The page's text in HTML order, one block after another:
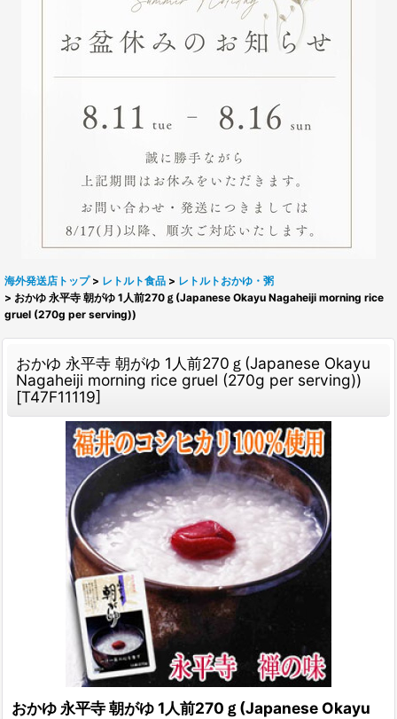
海外発送店トップ > レトルト食品 > レトルトおかゆ・粥
> おかゆ 永平寺 朝がゆ 1人前270ｇ(Japanese Okayu Nagaheiji morning rice
gruel (270g per serving))
おかゆ 永平寺 朝がゆ 1人前270ｇ(Japanese Okayu
Nagaheiji morning rice gruel (270g per serving))
[T47F11119]
おかゆ 永平寺 朝がゆ 1人前270ｇ(Japanese Okayu